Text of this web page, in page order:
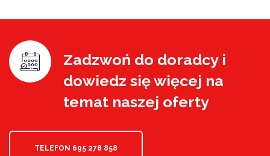
Zadzwoń do doradcy i
dowiedz się więcej na
temat naszej oferty
TELEFON 695 278 858